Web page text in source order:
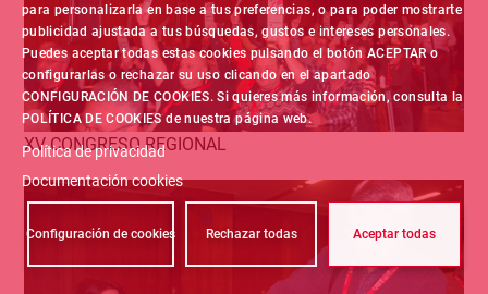
para personalizarla en base a tus preferencias, o para poder mostrarte
publicidad ajustada a tus búsquedas, gustos e intereses personales.
Puedes aceptar todas estas cookies pulsando el botón ACEPTAR o
configurarlas o rechazar su uso clicando en el apartado
CONFIGURACIÓN DE COOKIES. Si quieres más información, consulta la
POLÍTICA DE COOKIES de nuestra página web.
Política de privacidad
Documentación cookies
Configuración de cookies Rechazar todas Aceptar todas
XV CONGRESO REGIONAL